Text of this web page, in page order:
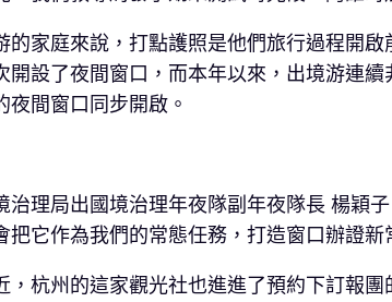
的家庭來說，打點護照是他們旅行過程開
開設了夜間窗口，而本年以來，出境游連
夜間窗口同步開啟。
治理局出國境治理年夜隊副年夜隊長 楊穎
把它作為我們的常態任務，打造窗口辦證新
，杭州的這家觀光社也進進了預約下訂報